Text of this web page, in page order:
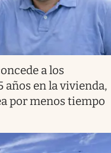
a los
en la vivienda,
por menos tiempo